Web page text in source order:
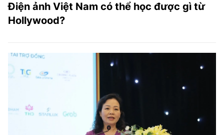
Điện ảnh Việt Nam có thể học được gì từ
Hollywood?